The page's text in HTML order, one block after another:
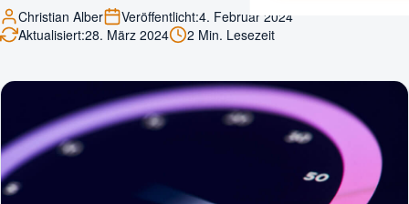
Christian Alber Veröffentlicht:4. Februar 2024
Aktualisiert:28. März 2024 2 Min. Lesezeit